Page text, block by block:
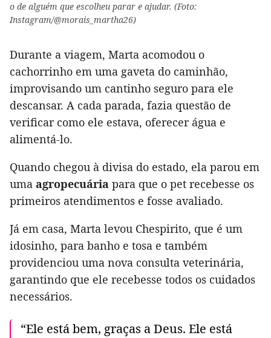
o de alguém que escolheu parar e ajudar. (Foto:
Instagram/@morais_martha26)
Durante a viagem, Marta acomodou o
cachorrinho em uma gaveta do caminhão,
improvisando um cantinho seguro para ele
descansar. A cada parada, fazia questão de
verificar como ele estava, oferecer água e
alimentá-lo.
Quando chegou à divisa do estado, ela parou em
uma agropecuária para que o pet recebesse os
primeiros atendimentos e fosse avaliado.
Já em casa, Marta levou Chespirito, que é um
idosinho, para banho e tosa e também
providenciou uma nova consulta veterinária,
garantindo que ele recebesse todos os cuidados
necessários.
“Ele está bem, graças a Deus. Ele está